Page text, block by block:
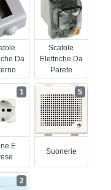
Da
Scatole
Elettriche Da
Parete
E
1
Suonerie
5
2